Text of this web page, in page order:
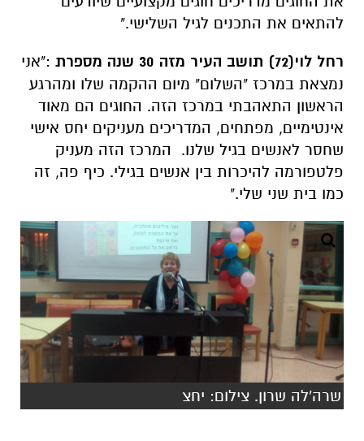
הראשון התאהבתי במרכז הזה. החוגים הם מאוד
שחסר לאנשים בגיל שלנו. המרכז הזה מעניק
פלטפורמה להיכרות בין אנשים בגילי. כיף פה, זה
כמו בית שני שלי."
שרה'לה שרון. צילום: יחצ
אינדקס העסקים של באר שבע נט